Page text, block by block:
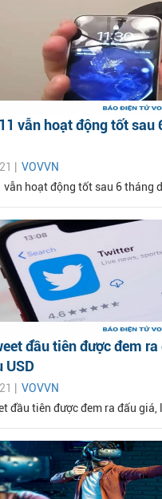
vẫn hoạt động tốt sau
| VOVVN
vẫn hoạt động tốt sau 6 tháng
đầu tiên được đem
USD
| VOVVN
đầu tiên được đem ra đấu giá,